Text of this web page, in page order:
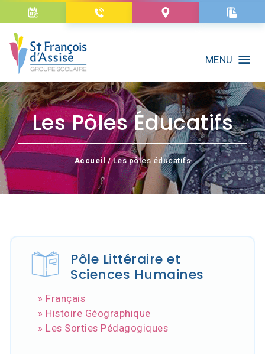
MENU
Les Pôles Éducatifs
Accueil/ Les pôles éducatifs
Pôle Littéraire et
Sciences Humaines
» Français
» Histoire Géographique
» Les Sorties Pédagogiques